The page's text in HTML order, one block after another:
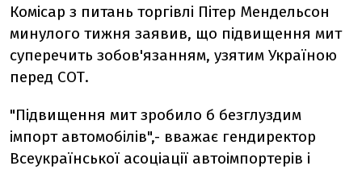
Комісар з питань торгівлі Пітер Мендельсон
минулого тижня заявив, що підвищення мит
суперечить зобов'язанням, узятим Україною
перед СОТ.
"Підвищення мит зробило б безглуздим
імпорт автомобілів",- вважає гендиректор
Всеукраїнської асоціації автоімпортерів і